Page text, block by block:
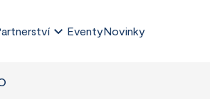
EventyNovinky